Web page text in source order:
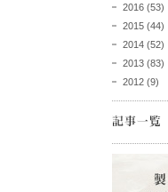
2016 (53)
2015 (44)
2014 (52)
2013 (83)
2012 (9)